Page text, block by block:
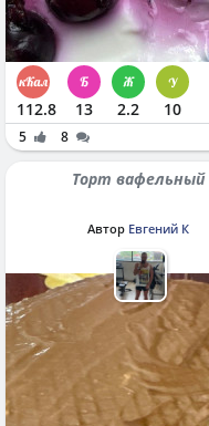
112.8 13 2.2 10
5 8
Торт вафельный
Автор Евгений К